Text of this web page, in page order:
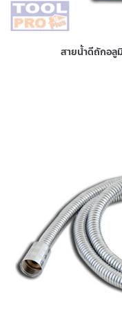
สายน้ำดีถักอลู